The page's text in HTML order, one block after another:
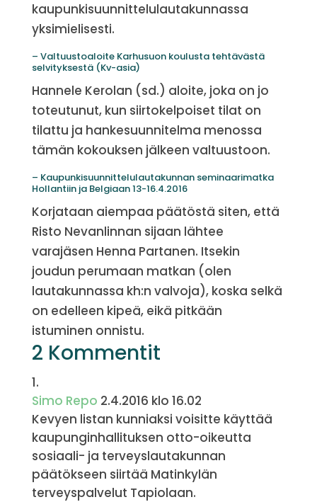
kaupunkisuunnittelulautakunnassa
yksimielisesti.
– Valtuustoaloite Karhusuon koulusta tehtävästä
selvityksestä (Kv-asia)
Hannele Kerolan (sd.) aloite, joka on jo
toteutunut, kun siirtokelpoiset tilat on
tilattu ja hankesuunnitelma menossa
tämän kokouksen jälkeen valtuustoon.
– Kaupunkisuunnittelulautakunnan seminaarimatka
Hollantiin ja Belgiaan 13-16.4.2016
Korjataan aiempaa päätöstä siten, että
Risto Nevanlinnan sijaan lähtee
varajäsen Henna Partanen. Itsekin
joudun perumaan matkan (olen
lautakunnassa kh:n valvoja), koska selkä
on edelleen kipeä, eikä pitkään
istuminen onnistu.
2 Kommentit
Simo Repo 2.4.2016 klo 16.02
Kevyen listan kunniaksi voisitte käyttää
kaupunginhallituksen otto-oikeutta
sosiaali- ja terveyslautakunnan
päätökseen siirtää Matinkylän
terveyspalvelut Tapiolaan.